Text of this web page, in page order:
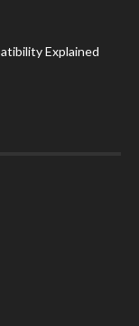
Explained